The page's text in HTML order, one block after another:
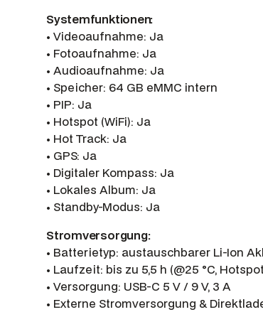
Systemfunktionen:
• Videoaufnahme: Ja
• Fotoaufnahme: Ja
• Audioaufnahme: Ja
• Speicher: 64 GB eMMC intern
• PIP: Ja
• Hotspot (WiFi): Ja
• Hot Track: Ja
• GPS: Ja
• Digitaler Kompass: Ja
• Lokales Album: Ja
• Standby-Modus: Ja
Stromversorgung:
• Batterietyp: austauschbarer Li-Ion
• Laufzeit: bis zu 5,5 h (@25 °C,
• Versorgung: USB-C 5 V / 9 V, 3 A
• Externe Stromversorgung &